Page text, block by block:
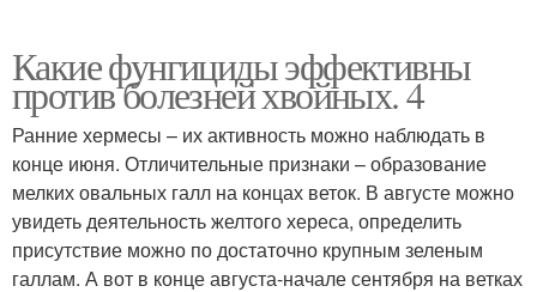
Какие фунгициды эффективны
против болезней хвойных. 4
Ранние хермесы – их активность можно наблюдать в
конце июня. Отличительные признаки – образование
мелких овальных галл на концах веток. В августе можно
увидеть деятельность желтого хереса, определить
присутствие можно по достаточно крупным зеленым
галлам. А вот в конце августа-начале сентября на ветках